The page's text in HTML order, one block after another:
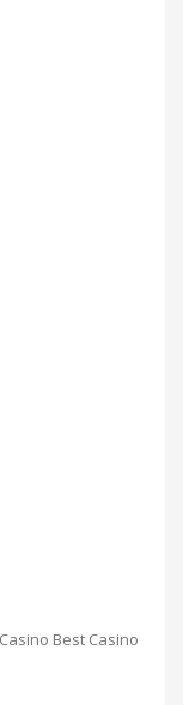
Best Casino